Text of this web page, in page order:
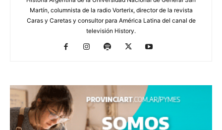
Martín, columnista de la radio Vorterix, director de la revista
Caras y Caretas y consultor para América Latina del canal de
televisión History.